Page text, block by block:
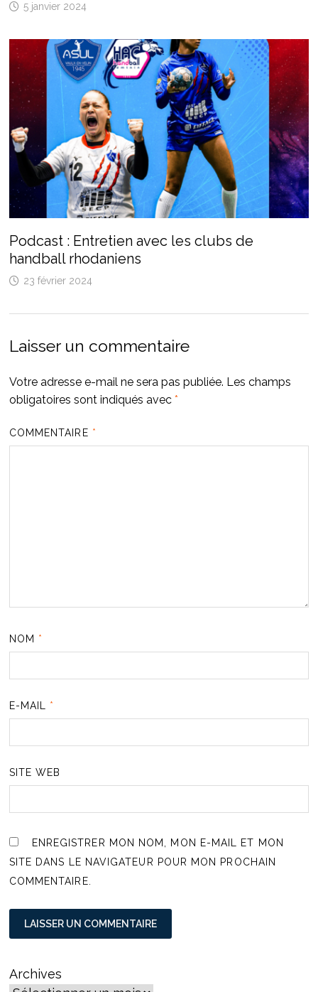
5 janvier 2024
Podcast : Entretien avec les clubs de
handball rhodaniens
23 février 2024
Laisser un commentaire
Votre adresse e-mail ne sera pas publiée. Les champs
obligatoires sont indiqués avec *
COMMENTAIRE *
NOM *
E-MAIL *
SITE WEB
ENREGISTRER MON NOM, MON E-MAIL ET MON
SITE DANS LE NAVIGATEUR POUR MON PROCHAIN
COMMENTAIRE.
Archives